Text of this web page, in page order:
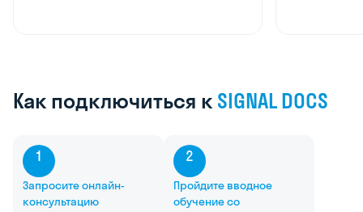
Какподключиться кSIGNALDOCS
1
Запросите онлайн-
консультацию
2
Пройдите вводное
обучение со